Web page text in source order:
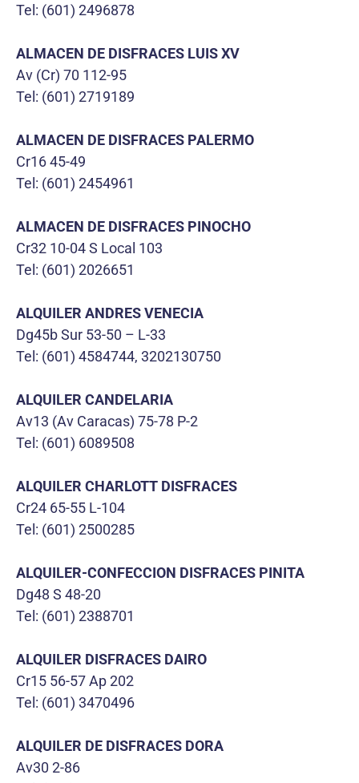
Tel: (601) 2496878
ALMACEN DE DISFRACES LUIS XV
Av (Cr) 70 112-95
Tel: (601) 2719189
ALMACEN DE DISFRACES PALERMO
Cr16 45-49
Tel: (601) 2454961
ALMACEN DE DISFRACES PINOCHO
Cr32 10-04 S Local 103
Tel: (601) 2026651
ALQUILER ANDRES VENECIA
Dg45b Sur 53-50 – L-33
Tel: (601) 4584744, 3202130750
ALQUILER CANDELARIA
Av13 (Av Caracas) 75-78 P-2
Tel: (601) 6089508
ALQUILER CHARLOTT DISFRACES
Cr24 65-55 L-104
Tel: (601) 2500285
ALQUILER-CONFECCION DISFRACES PINITA
Dg48 S 48-20
Tel: (601) 2388701
ALQUILER DISFRACES DAIRO
Cr15 56-57 Ap 202
Tel: (601) 3470496
ALQUILER DE DISFRACES DORA
Av30 2-86